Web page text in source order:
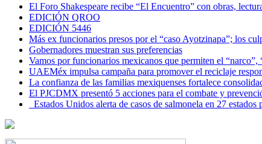
El Foro Shakespeare recibe “El Encuentro” con obras,
EDICIÓN QROO
EDICIÓN 5446
Más ex funcionarios presos por el “caso Ayotzinapa”; los
Gobernadores muestran sus preferencias
Vamos por funcionarios mexicanos que permiten el
UAEMéx impulsa campaña para promover el reciclaje
La confianza de las familias mexiquenses fortalece
El PJCDMX presentó 5 acciones para el combate y
Estados Unidos alerta de casos de salmonela en 27